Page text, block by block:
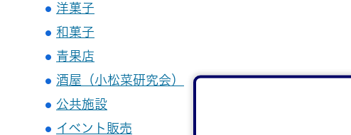
洋菓子
和菓子
青果店
酒屋（小松菜研究会）
公共施設
イベント販売